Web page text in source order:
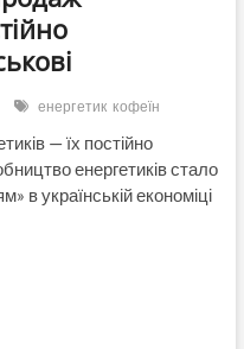
енергетик кофеїн
— їх постійно
енергетиків стало
в українській економіці